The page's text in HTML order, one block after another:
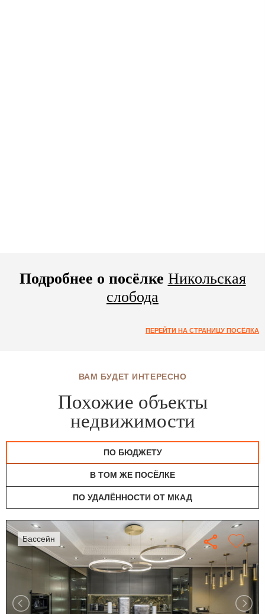
Подробнее о посёлке Никольская
слобода
ПЕРЕЙТИ НА СТРАНИЦУ ПОСЁЛКА
ВАМ БУДЕТ ИНТЕРЕСНО
Похожие объекты
недвижимости
ПО БЮДЖЕТУ
В ТОМ ЖЕ ПОСЁЛКЕ
ПО УДАЛЁННОСТИ ОТ МКАД
бассейн